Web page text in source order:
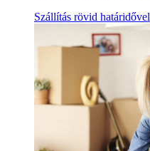
Szállítás rövid határidővel